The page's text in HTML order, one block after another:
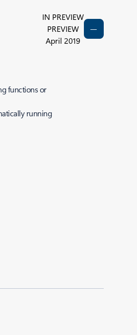
IN PREVIEW
PREVIEW
April 2019
functions or
running